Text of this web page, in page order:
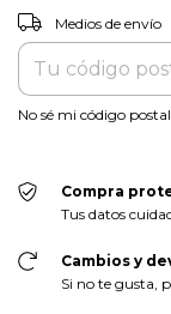
Entregas para el CP:
Medios de envío
No sé mi código postal
Compra
Tus datos
Cambios y
Si no te gusta,